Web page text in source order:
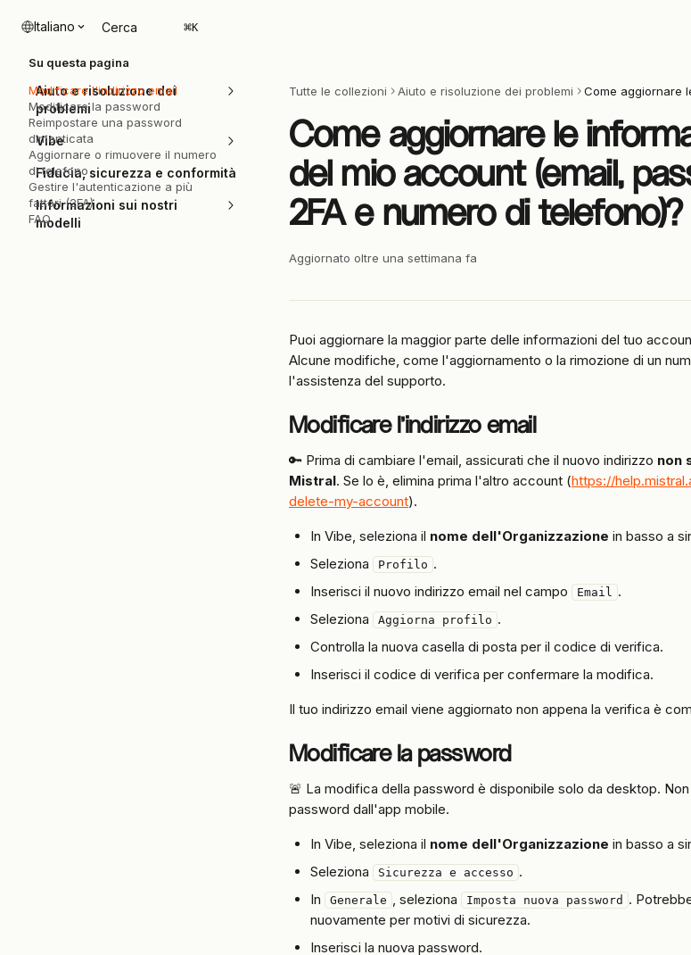
Italiano Cerca ⌘K
Aiuto e risoluzione dei
problemi
Vibe
Fiducia, sicurezza e conformità
Informazioni sui nostri
modelli
Tutte le collezioni Aiuto e risoluzione dei problemi
Come aggiornare le
del mio account (email,
2FA e numero di telefono)?
Aggiornato oltre una settimana fa
Puoi aggiornare la maggior parte delle informazioni del tuo
Alcune modifiche, come l'aggiornamento o la rimozione di un
l'assistenza del supporto.
Modificare l'indirizzo email
🔑 Prima di cambiare l'email, assicurati che il nuovo indirizzo non
Mistral. Se lo è, elimina prima l'altro account (https://
delete-my-account).
In Vibe, seleziona il nome dell'Organizzazione in basso a
Seleziona
Profilo .
Inserisci il nuovo indirizzo email nel campo
Email .
Seleziona
Aggiorna profilo .
Controlla la nuova casella di posta per il codice di verifica.
Inserisci il codice di verifica per confermare la modifica.
Il tuo indirizzo email viene aggiornato non appena la verifica è
Modificare la password
🚨 La modifica della password è disponibile solo da desktop.
password dall'app mobile.
In Vibe, seleziona il nome dell'Organizzazione in basso a
Seleziona
Sicurezza e accesso .
In
Generale , seleziona Imposta nuova password .
nuovamente per motivi di sicurezza.
Inserisci la nuova password.
Su questa pagina
Modificare l'indirizzo email
Modificare la password
Reimpostare una password
dimenticata
Aggiornare o rimuovere il numero
di telefono
Gestire l'autenticazione a più
fattori (2FA)
FAQ